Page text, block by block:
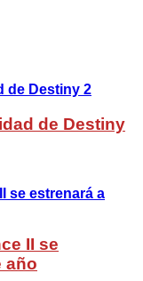
de Destiny
II se
año